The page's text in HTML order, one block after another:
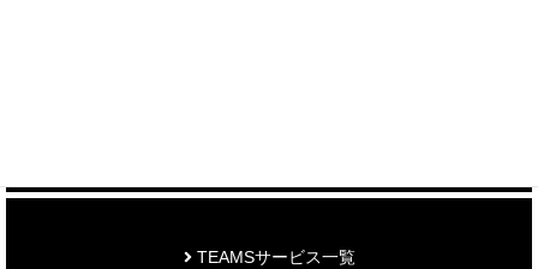
TEAMSサービス一覧